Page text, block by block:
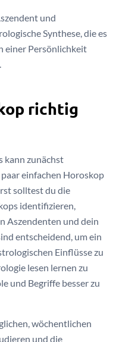
und
Synthese, die es
einer Persönlichkeit
richtig
kann zunächst
einfachen Horoskop
solltest du die
identifizieren,
Aszendenten und dein
entscheidend, um ein
Einflüsse zu
lesen lernen zu
und Begriffe besser zu
wöchentlichen
und die